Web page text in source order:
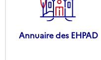
Annuaire des EHPAD